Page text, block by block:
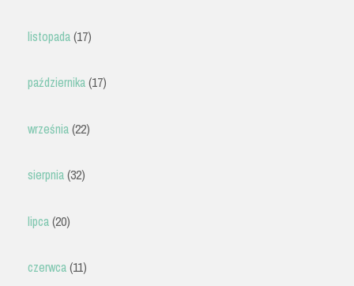
listopada(17)
października(17)
września(22)
sierpnia(32)
lipca(20)
czerwca(11)